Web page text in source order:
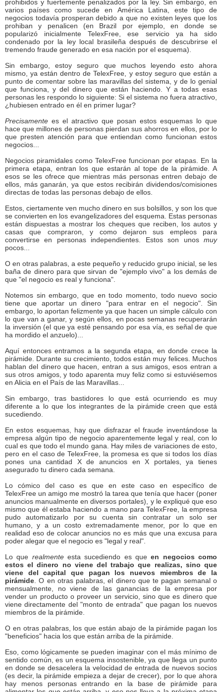
prohibidos y fuertemente penalizados por la ley. Sin embargo, en
varios países como sucede en América Latina, este tipo de
negocios todavía prosperan debido a que no existen leyes que los
prohiban y penalicen (en Brazil por ejemplo, en donde se
popularizó inicialmente TelexFree, ese servicio ya ha sido
condenado por la ley local brasileña después de descubrirse el
tremendo fraude generado en esa nación por el esquema).
Sin embargo, estoy seguro que muchos leyendo esto ahora
mismo, ya están dentro de TelexFree, y estoy seguro que están a
punto de comentar sobre las maravillas del sistema, y de lo genial
que funciona, y del dinero que están haciendo. Y a todas esas
personas les respondo lo siguiente: Si el sistema no fuera atractivo,
¿hubiesen entrado en él en primer lugar?
Precisamente es el atractivo que posan estos esquemas lo que
hace que millones de personas pierdan sus ahorros en ellos, por lo
que presten atención para que entiendan como funcionan estos
negocios...
Negocios piramidales como TelexFree funcionan por etapas. En la
primera etapa, entran los que estarán al tope de la pirámide. A
esos se les ofrece que mientras más personas entren debajo de
ellos, más ganarán, ya que estos recibirán dividendos/comisiones
directas de todas las personas debajo de ellos.
Estos, ciertamente ven mucho dinero en sus bolsillos, y son los que
se convierten en los evangelizadores del esquema. Estas personas
están dispuestas a mostrar los cheques que reciben, los autos y
casas que compraron, y como dejaron sus empleos para
convertirse en personas independientes. Estos son unos muy
pocos...
O en otras palabras, a este pequeño y reducido grupo inicial, se les
baña de dinero para que sirvan de "ejemplo vivo" a los demás de
que "el negocio es real y funciona".
Notemos sin embargo, que en todo momento, todo nuevo socio
tiene que aportar un dinero "para entrar en el negocio". Sin
embargo, lo aportan felizmente ya que hacen un simple cálculo con
lo que van a ganar, y según ellos, en pocas semanas recuperarán
la inversión (el que ya esté pensando por esa vía, es señal de que
ha mordido el anzuelo)...
Aquí entonces entramos a la segunda etapa, en donde crece la
pirámide. Durante su crecimiento, todos están muy felices. Muchos
hablan del dinero que hacen, entran a sus amigos, esos entran a
sus otros amigos, y todo aparenta muy feliz como si estuviésemos
en Alicia en el País de las Maravillas...
Sin embargo, tras bastidores lo que está ocurriendo es muy
diferente a lo que los integrantes de la pirámide creen que está
sucediendo.
En estos esquemas, hay que disfrazar el fraude inventándose la
empresa algún tipo de negocio aparentemente legal y real, con lo
cual es que todo el mundo gana. Hay miles de variaciones de esto,
pero en el caso de TelexFree, la promesa es que si todos los días
pones una cantidad X de anuncios en X portales, ya tienes
asegurado tu dinero cada semana.
Lo cómico del caso es que en este caso en específico de
TelexFree un amigo me mostró la tarea que tenía que hacer (poner
anuncios manualmente en diversos portales), y le expliqué que eso
mismo que él estaba haciendo a mano para TelexFree, la empresa
pudo automatizarlo por su cuenta sin contratar un solo ser
humano, y a un costo extremadamente menor, por lo que en
realidad eso de colocar anuncios no es más que una excusa para
poder alegar que el negocio es "legal y real".
Lo que realmenteesta sucediendo es queen negocios como
estos el dinero no viene del trabajo que realizas, sino que
viene del capital que pagan los nuevos miembros de la
pirámide . O en otras palabras, el dinero que te pagan semanal o
mensualmente, no viene de las ganancias de la empresa por
vender un producto o proveer un servicio, sino que es dinero que
viene directamente del "monto de entrada" que pagan los nuevos
miembros de la pirámide.
O en otras palabras, los que están abajo de la pirámide pagan los
"beneficios" hacia los que están arriba de la pirámide.
Eso, como lógicamente se pueden imaginar con el más mínimo de
sentido común, es un esquema insostenible, ya que llega un punto
en donde se desacelera la velocidad de entrada de nuevos socios
(es decir, la pirámide empieza a dejar de crecer), por lo que ahora
hay menos personas entrando en la base de pirámide para